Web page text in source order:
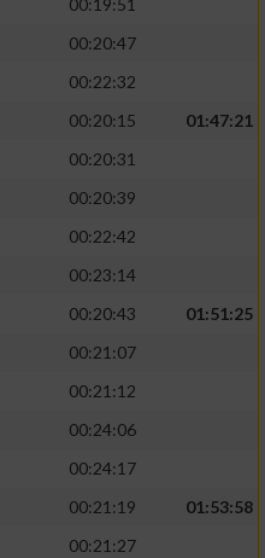
00:19:51
00:20:47
00:22:32
00:20:15
01:47:21
00:20:31
00:20:39
00:22:42
00:23:14
00:20:43
01:51:25
00:21:07
00:21:12
00:24:06
00:24:17
00:21:19
01:53:58
00:21:27